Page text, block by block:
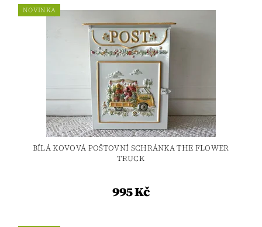
NOVINKA
BÍLÁ KOVOVÁ POŠTOVNÍ SCHRÁNKA THE FLOWER
TRUCK
995 Kč